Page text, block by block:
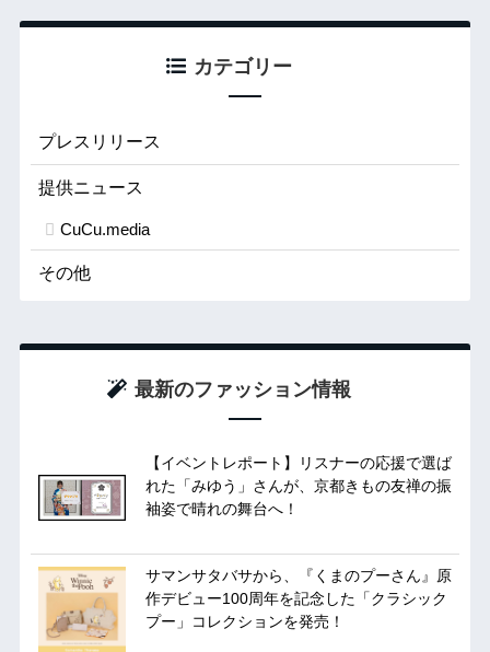
カテゴリー
プレスリリース
提供ニュース
CuCu.media
その他
最新のファッション情報
【イベントレポート】リスナーの応援で選ば
れた「みゆう」さんが、京都きもの友禅の振
袖姿で晴れの舞台へ！
サマンサタバサから、『くまのプーさん』原
作デビュー100周年を記念した「クラシック
プー」コレクションを発売！